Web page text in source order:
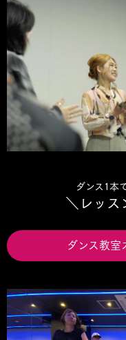
ダンス1本
＼レッス
ダンス教室